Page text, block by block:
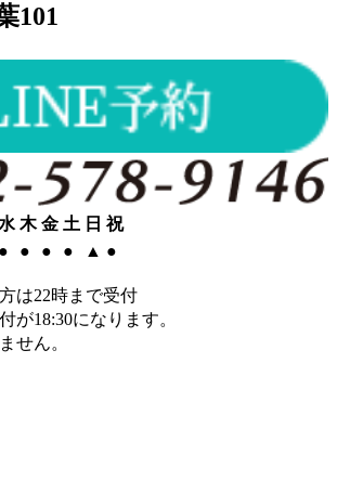
101
水 木 金 土 日 祝
● ● ● ● ▲ ●
は22時まで受付
が18:30になります。
せん。